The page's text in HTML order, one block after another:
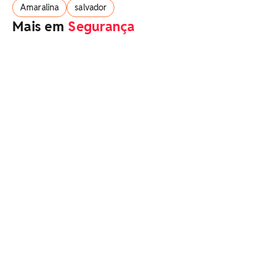
Amaralina salvador
Mais em Segurança